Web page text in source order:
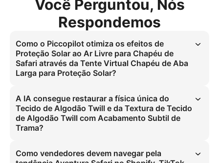
Você Perguntou, Nós
Respondemos
Como o Piccopilot otimiza os efeitos de
Proteção Solar ao Ar Livre para Chapéu de
Safari através da Tente Virtual Chapéu de Aba
Larga para Proteção Solar?
com precisão a proteção UV400 para o Chapéu de Safari. Mede a
largura da aba contra o tamanho da cabeça (médio a grande) usando
modelo de cabeça com expressão neutra. Essa simulação garante
proteção solar e ajuste precisos, eliminando riscos de mau ajuste
para homens globalmente e resolvendo a dor com experiência virtual
70% da audiência global busca esse acessório para atividades ao ar
livre, reduzindo devoluções em 40%.
A IA consegue restaurar a física única do
Tecido de Algodão Twill e da Textura de Tecido
de Algodão Twill com Acabamento Subtil de
Trama?
textura. Captura o acabamento subtil de trama e o comportamento
do material sob diferentes iluminações, garantindo que o modelo
Como vendedores devem navegar pela